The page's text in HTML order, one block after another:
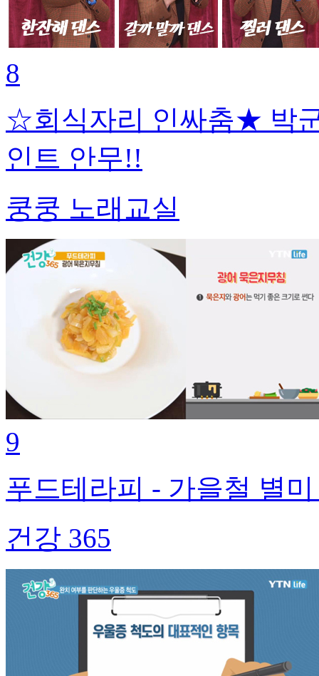
8
☆회식자리 인싸춤★ 박
인트 안무!!
쿵쿵 노래교실
9
푸드테라피 - 가을철 별
건강 365